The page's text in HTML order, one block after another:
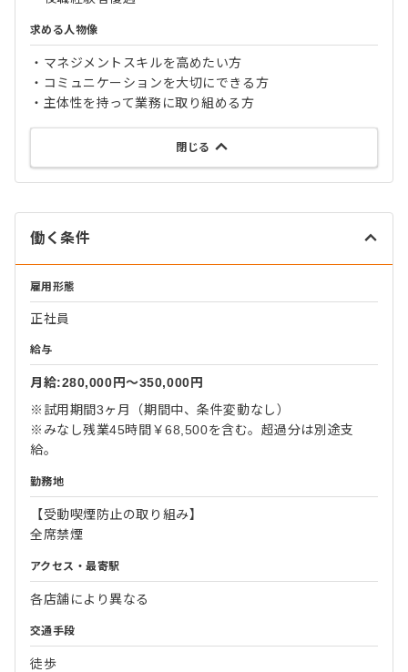
求める人物像
・マネジメントスキルを高めたい方
・コミュニケーションを大切にできる方
・主体性を持って業務に取り組める方
閉じる
働く条件
雇用形態
正社員
給与
月給:280,000円〜350,000円
※試用期間3ヶ月（期間中、条件変動なし）
※みなし残業45時間￥68,500を含む。超過分は別途支
給。
勤務地
【受動喫煙防止の取り組み】
全席禁煙
アクセス・最寄駅
各店舗により異なる
交通手段
徒歩